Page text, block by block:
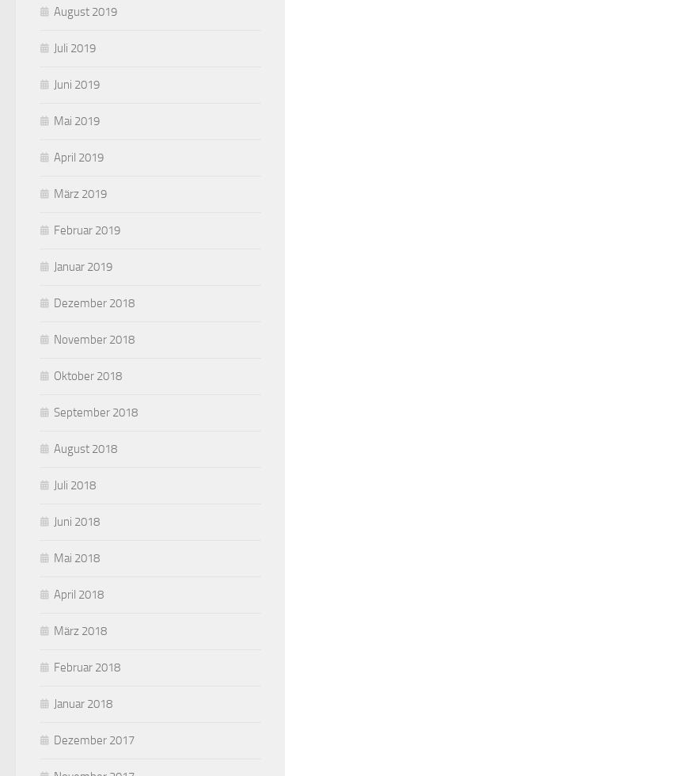
August 2019
Juli 2019
Juni 2019
Mai 2019
April 2019
März 2019
Februar 2019
Januar 2019
Dezember 2018
November 2018
Oktober 2018
September 2018
August 2018
Juli 2018
Juni 2018
Mai 2018
April 2018
März 2018
Februar 2018
Januar 2018
Dezember 2017